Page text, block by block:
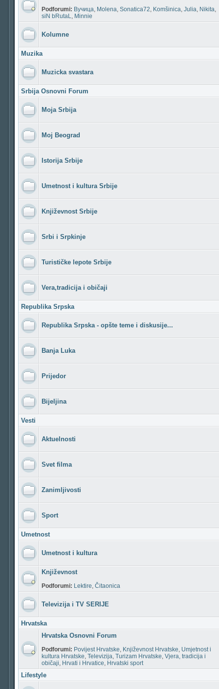
Podforumi: Вучица, Molena, Sonatica72, Komšinica, Julia, Nikita,
siN bRutaL, Minnie
Kolumne
Muzika
Muzicka svastara
Srbija Osnovni Forum
Moja Srbija
Moj Beograd
Istorija Srbije
Umetnost i kultura Srbije
Književnost Srbije
Srbi i Srpkinje
Turističke lepote Srbije
Vera,tradicija i običaji
Republika Srpska
Republika Srpska - opšte teme i diskusije...
Banja Luka
Prijedor
Bijeljina
Vesti
Aktuelnosti
Svet filma
Zanimljivosti
Sport
Umetnost
Umetnost i kultura
Književnost
Podforumi: Lektire, Čitaonica
Televizija i TV SERIJE
Hrvatska
Hrvatska Osnovni Forum
Podforumi: Povijest Hrvatske, Književnost Hrvatske, Umjetnost i
kultura Hrvatske, Televizija, Turizam Hrvatske, Vjera, tradicija i
običaji, Hrvati i Hrvatice, Hrvatski sport
Lifestyle